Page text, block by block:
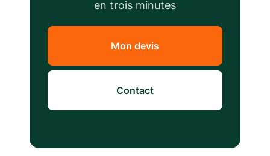
en trois minutes
Mon devis
Contact